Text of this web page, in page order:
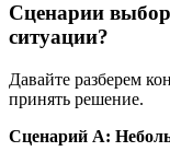
Сценарии
ситуации?
Давайте разберем
принять решение.
Сценарий А: